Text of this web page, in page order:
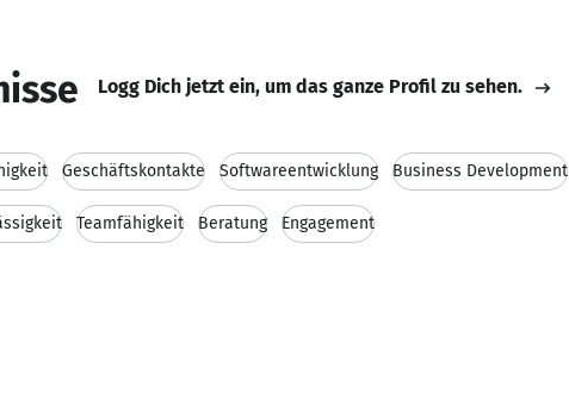
Logg Dich jetzt ein, um das ganze Profil zu sehen.
Geschäftskontakte Softwareentwicklung Business Development
Teamfähigkeit Beratung Engagement